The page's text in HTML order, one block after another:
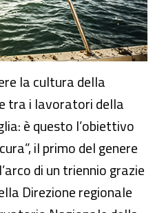
la cultura della
tra i lavoratori della
è questo l’obiettivo
il primo del genere
di un triennio grazie
Direzione regionale